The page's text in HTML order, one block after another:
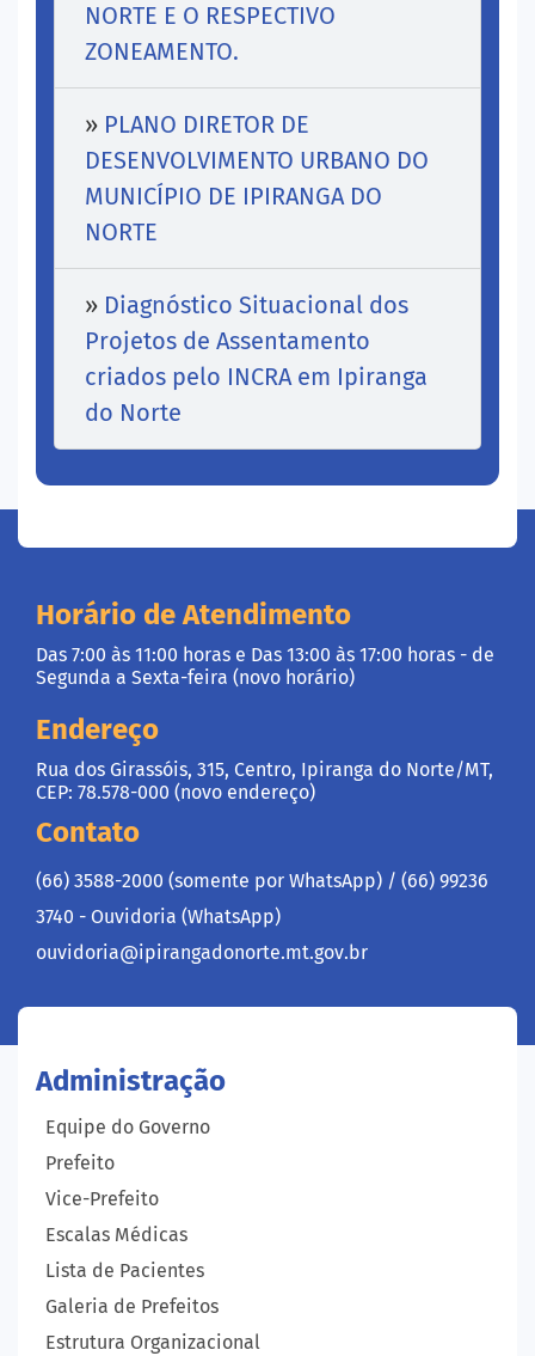
NORTE E O RESPECTIVO
ZONEAMENTO.
» PLANO DIRETOR DE
DESENVOLVIMENTO URBANO DO
MUNICÍPIO DE IPIRANGA DO
NORTE
» Diagnóstico Situacional dos
Projetos de Assentamento
criados pelo INCRA em Ipiranga
do Norte
Horário de Atendimento
Das 7:00 às 11:00 horas e Das 13:00 às 17:00 horas - de
Segunda a Sexta-feira (novo horário)
Endereço
Rua dos Girassóis, 315, Centro, Ipiranga do Norte/MT,
CEP: 78.578-000 (novo endereço)
Contato
(66) 3588-2000 (somente por WhatsApp) / (66) 99236
3740 - Ouvidoria (WhatsApp)
ouvidoria@ipirangadonorte.mt.gov.br
Administração
Equipe do Governo
Prefeito
Vice-Prefeito
Escalas Médicas
Lista de Pacientes
Galeria de Prefeitos
Estrutura Organizacional